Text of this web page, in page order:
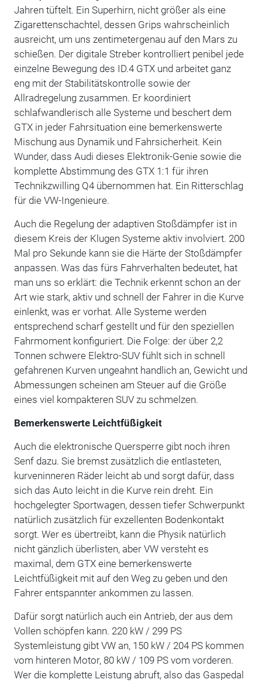
Jahren tüftelt. Ein Superhirn, nicht größer als eine
Zigarettenschachtel, dessen Grips wahrscheinlich
ausreicht, um uns zentimetergenau auf den Mars zu
schießen. Der digitale Streber kontrolliert penibel jede
einzelne Bewegung des ID.4 GTX und arbeitet ganz
eng mit der Stabilitätskontrolle sowie der
Allradregelung zusammen. Er koordiniert
schlafwandlerisch alle Systeme und beschert dem
GTX in jeder Fahrsituation eine bemerkenswerte
Mischung aus Dynamik und Fahrsicherheit. Kein
Wunder, dass Audi dieses Elektronik-Genie sowie die
komplette Abstimmung des GTX 1:1 für ihren
Technikzwilling Q4 übernommen hat. Ein Ritterschlag
für die VW-Ingenieure.
Auch die Regelung der adaptiven Stoßdämpfer ist in
diesem Kreis der Klugen Systeme aktiv involviert. 200
Mal pro Sekunde kann sie die Härte der Stoßdämpfer
anpassen. Was das fürs Fahrverhalten bedeutet, hat
man uns so erklärt: die Technik erkennt schon an der
Art wie stark, aktiv und schnell der Fahrer in die Kurve
einlenkt, was er vorhat. Alle Systeme werden
entsprechend scharf gestellt und für den speziellen
Fahrmoment konfiguriert. Die Folge: der über 2,2
Tonnen schwere Elektro-SUV fühlt sich in schnell
gefahrenen Kurven ungeahnt handlich an, Gewicht und
Abmessungen scheinen am Steuer auf die Größe
eines viel kompakteren SUV zu schmelzen.
Bemerkenswerte Leichtfüßigkeit
Auch die elektronische Quersperre gibt noch ihren
Senf dazu. Sie bremst zusätzlich die entlasteten,
kurveninneren Räder leicht ab und sorgt dafür, dass
sich das Auto leicht in die Kurve rein dreht. Ein
hochgelegter Sportwagen, dessen tiefer Schwerpunkt
natürlich zusätzlich für exzellenten Bodenkontakt
sorgt. Wer es übertreibt, kann die Physik natürlich
nicht gänzlich überlisten, aber VW versteht es
maximal, dem GTX eine bemerkenswerte
Leichtfüßigkeit mit auf den Weg zu geben und den
Fahrer entspannter ankommen zu lassen.
Dafür sorgt natürlich auch ein Antrieb, der aus dem
Vollen schöpfen kann. 220 kW / 299 PS
Systemleistung gibt VW an, 150 kW / 204 PS kommen
vom hinteren Motor, 80 kW / 109 PS vom vorderen.
Wer die komplette Leistung abruft, also das Gaspedal